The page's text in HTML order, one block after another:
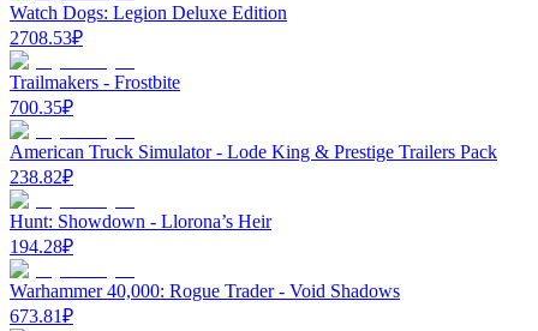
Watch Dogs: Legion Deluxe Edition
2708.53₽
Trailmakers - Frostbite
700.35₽
American Truck Simulator - Lode King & Prestige Trailers Pack
238.82₽
Hunt: Showdown - Llorona’s Heir
194.28₽
Warhammer 40,000: Rogue Trader - Void Shadows
673.81₽